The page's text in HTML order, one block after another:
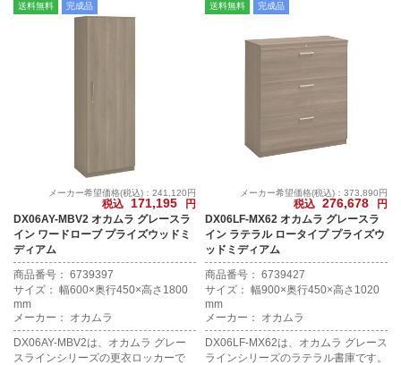
送料無料 完成品
メーカー希望価格(税込)：241,120円
税込 171,195
円
DX06AY-MBV2 オカムラ グレースラ
イン ワードローブ プライズウッドミ
ディアム
商品番号： 6739397
サイズ： 幅600×奥行450×高さ1800
mm
メーカー： オカムラ
DX06AY-MBV2は、オカムラ グレー
スラインシリーズの更衣ロッカーで
送料無料 完成品
メーカー希望価格(税込)：373,890円
税込 276,678
円
DX06LF-MX62 オカムラ グレースラ
イン ラテラル ロータイプ プライズウ
ッドミディアム
商品番号： 6739427
サイズ： 幅900×奥行450×高さ1020
mm
メーカー： オカムラ
DX06LF-MX62は、オカムラ グレース
ラインシリーズのラテラル書庫です。